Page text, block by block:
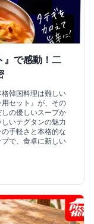
』で感動！二
韓国料理は難しい
セット』が、その
の優しいスープか
いテグタンの魅力
手軽さと本格的な
で、食卓に新しい